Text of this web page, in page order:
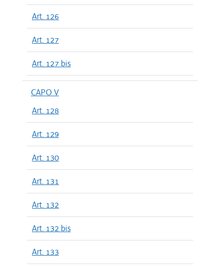
Art. 126
Art. 127
Art. 127 bis
CAPO V
Art. 128
Art. 129
Art. 130
Art. 131
Art. 132
Art. 132 bis
Art. 133